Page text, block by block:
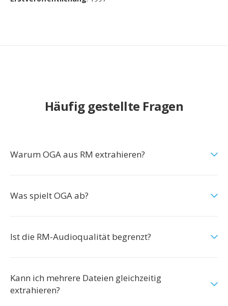
Häufig gestellte Fragen
Warum OGA aus RM extrahieren?
Was spielt OGA ab?
Ist die RM-Audioqualität begrenzt?
Kann ich mehrere Dateien gleichzeitig
extrahieren?